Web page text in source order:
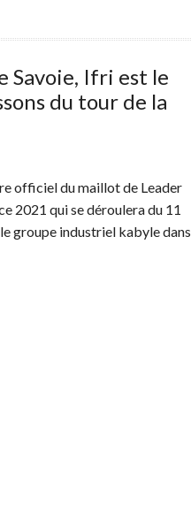
Savoie, Ifri est le
du tour de la
officiel du maillot de Leader
2021 qui se déroulera du 11
groupe industriel kabyle dans